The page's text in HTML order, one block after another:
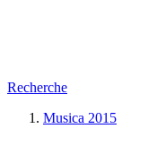
Recherche
Musica 2015